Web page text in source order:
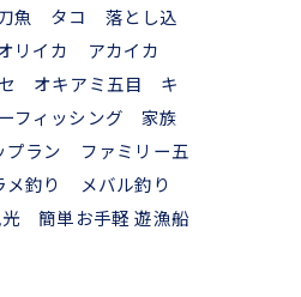
魚 タコ 落とし込
リイカ アカイカ
オキアミ五目 キ
フィッシング 家族
ラン ファミリー五
メ釣り メバル釣り
簡単お手軽 遊漁船